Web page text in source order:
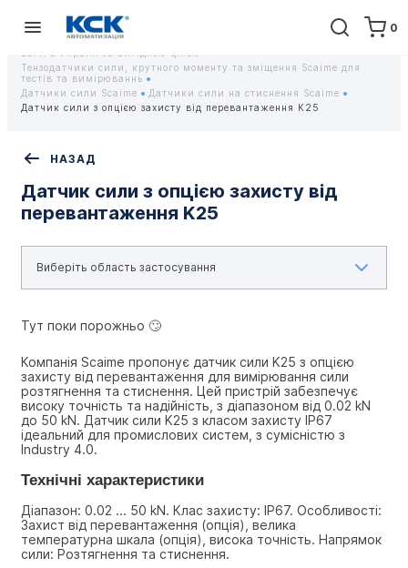
0
Головна Обладнання
Контрольно-вимірювальні прилади
Тензодатчики та тензометричні датчики Scaime - Купити датчики
Тензодатчики сили, крутного моменту та зміщення Scaime для
тестів та вимірюваннь
Датчики сили Scaime
Датчики сили на стиснення Scaime
Датчик сили з опцією захисту від перевантаження K25
НАЗАД
Датчик сили з опцією захисту від
перевантаження K25
Тут поки порожньо 🙄
Компанія Scaime пропонує датчик сили K25 з опцією
захисту від перевантаження для вимірювання сили
розтягнення та стиснення. Цей пристрій забезпечує
високу точність та надійність, з діапазоном від 0.02 kN
до 50 kN. Датчик сили K25 з класом захисту IP67
ідеальний для промислових систем, з сумісністю з
Industry 4.0.
Технічні характеристики
Діапазон: 0.02 ... 50 kN. Клас захисту: IP67. Особливості:
Захист від перевантаження (опція), велика
температурна шкала (опція), висока точність. Напрямок
сили: Розтягнення та стиснення.